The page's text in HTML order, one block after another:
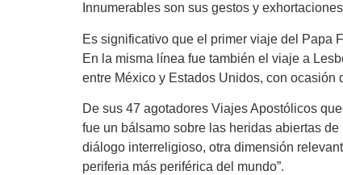
Innumerables son sus gestos y
Es significativo que el primer viaje del Papa
En la misma línea fue también el viaje a
entre México y Estados Unidos, con ocasión
De sus 47 agotadores Viajes Apostólicos
fue un bálsamo sobre las heridas abiertas
diálogo interreligioso, otra dimensión
periferia más periférica del mundo”.